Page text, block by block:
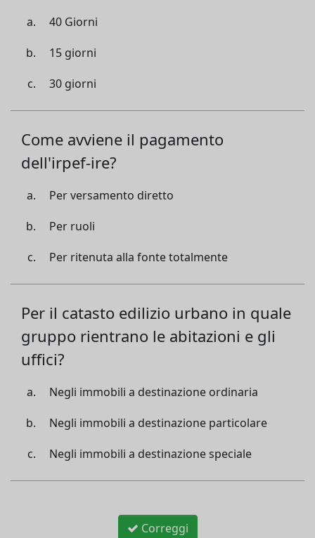
40 Giorni
15 giorni
30 giorni
Come avviene il pagamento
dell'irpef-ire?
Per versamento diretto
Per ruoli
Per ritenuta alla fonte totalmente
Per il catasto edilizio urbano in quale
gruppo rientrano le abitazioni e gli
uffici?
Negli immobili a destinazione ordinaria
Negli immobili a destinazione particolare
Negli immobili a destinazione speciale
Correggi